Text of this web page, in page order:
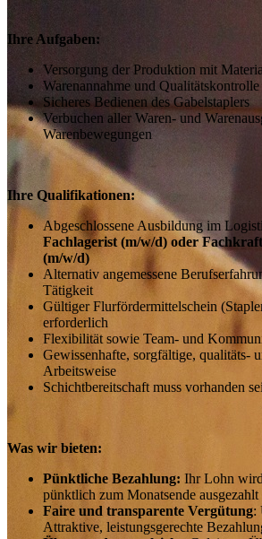
Ihre Aufgaben:
Versorgung der Produktion mit
Warenannahme und Qualitätskontrolle
Sicheres Bedienen des Gabelstaplers
Verbuchen aller Waren- und
Warenbewegungen
Ihre Qualifikationen:
Abgeschlossene Ausbildung im
Fachlagerist (m/w/d) oder
(m/w/d)
Alternativ angemessene
Tätigkeit
Gültiger Flurfördermittelschein
erforderlich
Flexibilität sowie Team- und
Gewissenhafte, sorgfältige, qualitäts-
Arbeitsweise
Schichtbereitschaft muss vorhanden
Was wir bieten:
Pünktliche Bezahlung: Ihr Lohn
pünktlich zum Monatsende ausgezahlt
Faire und transparente Vergütung:
Attraktive, leistungsgerechte